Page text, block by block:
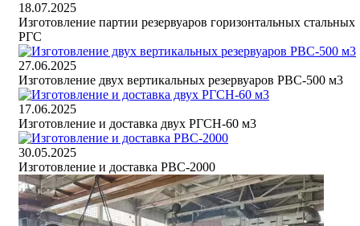
18.07.2025
Изготовление партии резервуаров горизонтальных стальных
РГС
27.06.2025
Изготовление двух вертикальных резервуаров РВС-500 м3
17.06.2025
Изготовление и доставка двух РГСН-60 м3
30.05.2025
Изготовление и доставка РВС-2000